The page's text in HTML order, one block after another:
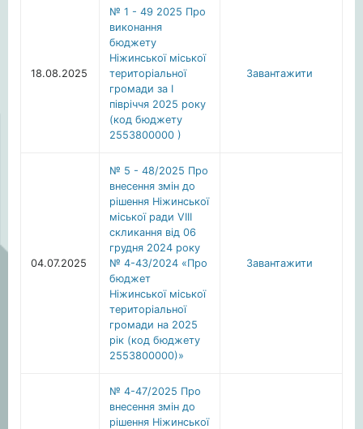
18.08.2025
№ 1 - 49 2025 Про
виконання
бюджету
Ніжинської міської
територіальної
громади за І
півріччя 2025 року
(код бюджету
2553800000 )
Завантажити
04.07.2025
№ 5 - 48/2025 Про
внесення змін до
рішення Ніжинської
міської ради VІІІ
скликання від 06
грудня 2024 року
№ 4-43/2024 «Про
бюджет
Ніжинської міської
територіальної
громади на 2025
рік (код бюджету
2553800000)»
Завантажити
№ 4-47/2025 Про
внесення змін до
рішення Ніжинської